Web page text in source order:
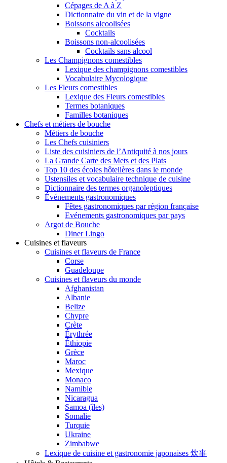
Cépages de A à Z
Dictionnaire du vin et de la vigne
Boissons alcoolisées
Cocktails
Boissons non-alcoolisées
Cocktails sans alcool
Les Champignons comestibles
Lexique des champignons comestibles
Vocabulaire Mycologique
Les Fleurs comestibles
Lexique des Fleurs comestibles
Termes botaniques
Familles botaniques
Chefs et métiers de bouche
Métiers de bouche
Les Chefs cuisiniers
Liste des cuisiniers de l’Antiquité à nos jours
La Grande Carte des Mets et des Plats
Top 10 des écoles hôtelières dans le monde
Ustensiles et vocabulaire technique de cuisine
Dictionnaire des termes organoleptiques
Événements gastronomiques
Fêtes gastronomiques par région française
Evénements gastronomiques par pays
Argot de Bouche
Diner Lingo
Cuisines et flaveurs
Cuisines et flaveurs de France
Corse
Guadeloupe
Cuisines et flaveurs du monde
Afghanistan
Albanie
Belize
Chypre
Crète
Érythrée
Éthiopie
Grèce
Maroc
Mexique
Monaco
Namibie
Nicaragua
Samoa (îles)
Somalie
Turquie
Ukraine
Zimbabwe
Lexique de cuisine et gastronomie japonaises 炊事